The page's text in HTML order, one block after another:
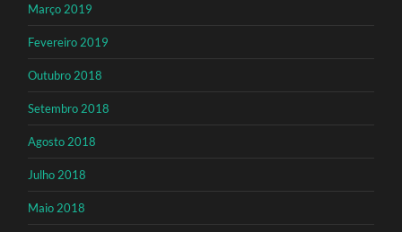
Março 2019
Fevereiro 2019
Outubro 2018
Setembro 2018
Agosto 2018
Julho 2018
Maio 2018